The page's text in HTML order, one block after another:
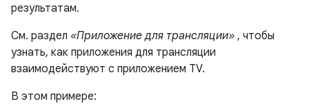
результатам.
См. раздел «Приложение для трансляции» , чтобы
узнать, как приложения для трансляции
взаимодействуют с приложением TV.
В этом примере: